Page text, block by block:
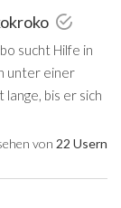
sucht Hilfe in
unter einer
lange, bis er sich
von 22 Usern